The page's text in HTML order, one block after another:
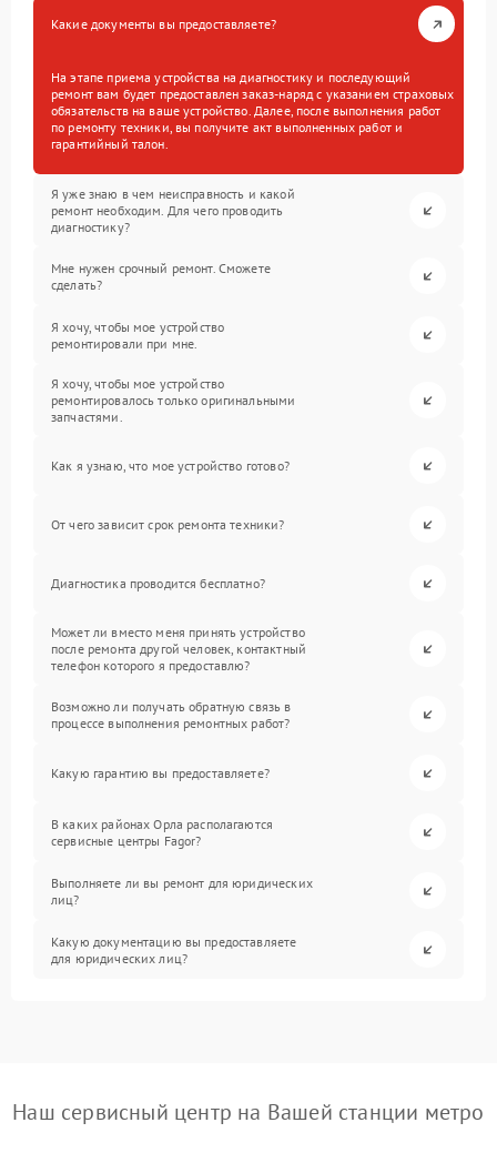
Какие документы вы предоставляете?
На этапе приема устройства на диагностику и последующий
ремонт вам будет предоставлен заказ-наряд с указанием страховых
обязательств на ваше устройство. Далее, после выполнения работ
по ремонту техники, вы получите акт выполненных работ и
гарантийный талон.
Я уже знаю в чем неисправность и какой
ремонт необходим. Для чего проводить
диагностику?
Мне нужен срочный ремонт. Сможете
сделать?
Я хочу, чтобы мое устройство
ремонтировали при мне.
Я хочу, чтобы мое устройство
ремонтировалось только оригинальными
запчастями.
Как я узнаю, что мое устройство готово?
От чего зависит срок ремонта техники?
Диагностика проводится бесплатно?
Может ли вместо меня принять устройство
после ремонта другой человек, контактный
телефон которого я предоставлю?
Возможно ли получать обратную связь в
процессе выполнения ремонтных работ?
Какую гарантию вы предоставляете?
В каких районах Орла располагаются
сервисные центры Fagor?
Выполняете ли вы ремонт для юридических
лиц?
Какую документацию вы предоставляете
для юридических лиц?
Наш сервисный центр на Вашей станции метро